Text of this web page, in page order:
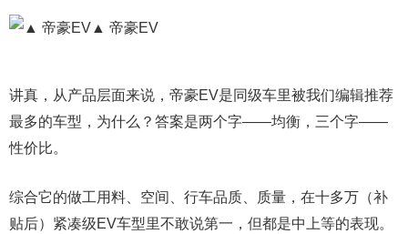
▲ 帝豪EV
讲真，从产品层面来说，帝豪EV是同级车里被我们编辑推荐
最多的车型，为什么？答案是两个字——均衡，三个字——
性价比。
综合它的做工用料、空间、行车品质、质量，在十多万（补
贴后）紧凑级EV车型里不敢说第一，但都是中上等的表现。